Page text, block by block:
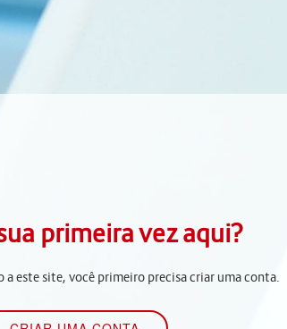
primeira vez aqui?
a este site, você primeiro precisa criar uma conta.